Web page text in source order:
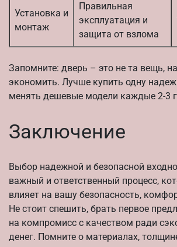
Установка и
монтаж
Правильная
эксплуатация и
защита от взлома
Запомните: дверь – это не та вещь,
экономить. Лучше купить одну
менять дешевые модели каждые 2-3
Заключение
Выбор надежной и безопасной
важный и ответственный процесс,
влияет на вашу безопасность,
Не стоит спешить, брать первое
на компромисс с качеством ради
денег. Помните о материалах,